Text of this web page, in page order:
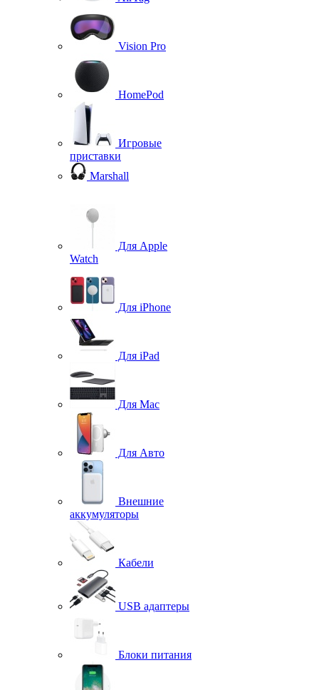
Vision Pro
HomePod
Игровые
приставки
Marshall
Для Apple
Watch
Для iPhone
Для iPad
Для Mac
Для Авто
Внешние
аккумуляторы
Кабели
USB адаптеры
Блоки питания